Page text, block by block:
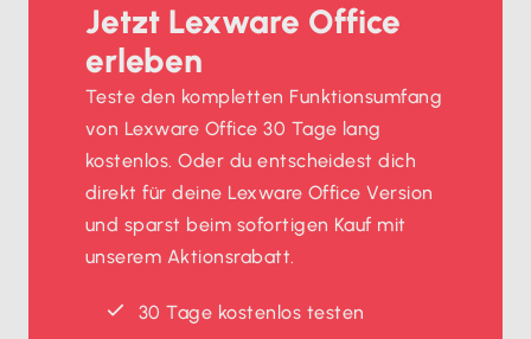
Jetzt Lexware Office
erleben
Teste den kompletten Funktionsumfang
von Lexware Office 30 Tage lang
kostenlos. Oder du entscheidest dich
direkt für deine Lexware Office Version
und sparst beim sofortigen Kauf mit
unserem Aktionsrabatt.
30 Tage kostenlos testen